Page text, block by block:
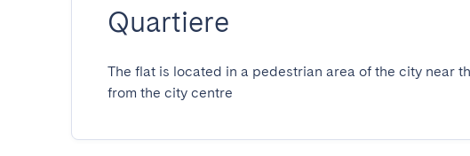
Quartiere
The flat is located in a pedestrian area of the city near
from the city centre